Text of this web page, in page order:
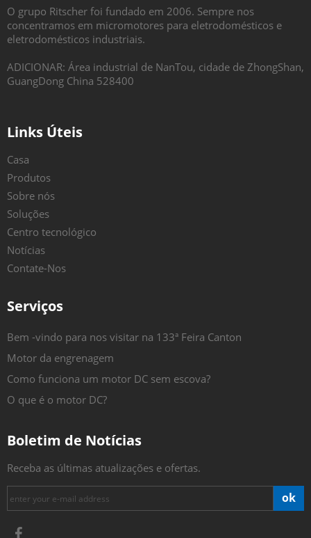
O grupo Ritscher foi fundado em 2006. Sempre nos
concentramos em micromotores para eletrodomésticos e
eletrodomésticos industriais.
ADICIONAR: Área industrial de NanTou, cidade de ZhongShan,
GuangDong China 528400
Links Úteis
Casa
Produtos
Sobre nós
Soluções
Centro tecnológico
Notícias
Contate-Nos
Serviços
Bem -vindo para nos visitar na 133ª Feira Canton
Motor da engrenagem
Como funciona um motor DC sem escova?
O que é o motor DC?
Boletim de Notícias
Receba as últimas atualizações e ofertas.
ok